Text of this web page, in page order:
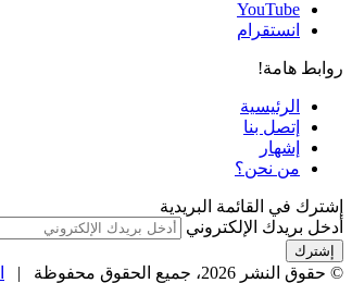
‫YouTube
انستقرام
روابط هامة!
الرئيسية
إتصل بنا
إشهار
من نحن؟
إشترك في القائمة البريدية
أدخل بريدك الإلكتروني
© حقوق النشر 2026، جميع الحقوق محفوظة |